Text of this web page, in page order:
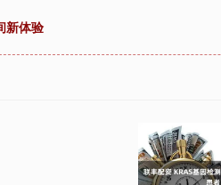
新体验